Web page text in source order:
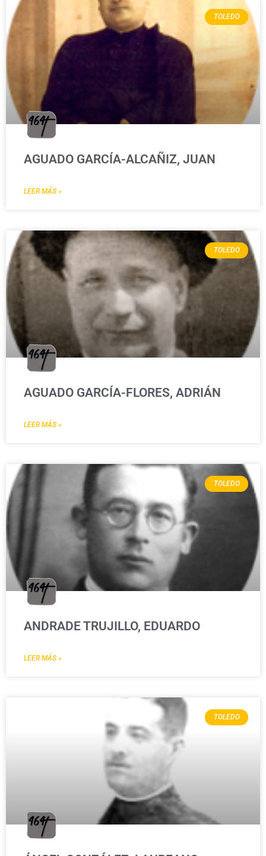
TOLEDO
AGUADO GARCÍA-ALCAÑIZ, JUAN
LEER MÁS »
TOLEDO
AGUADO GARCÍA-FLORES, ADRIÁN
LEER MÁS »
TOLEDO
ANDRADE TRUJILLO, EDUARDO
LEER MÁS »
TOLEDO